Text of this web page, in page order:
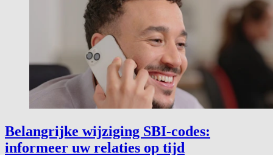
Belangrijke wijziging SBI-codes:
informeer uw relaties op tijd